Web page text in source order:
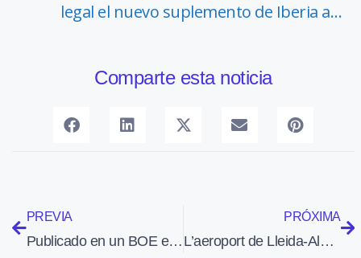
legal el nuevo suplemento de Iberia a…
Comparte esta noticia
PREVIA
Publicado en un BOE extraordinario el Real Decreto sobre los servicios de control aéreo y las condiciones laborales
PRÓXIMA
L’aeroport de Lleida-Alguaire ja ha operat els tres primers vols comercials